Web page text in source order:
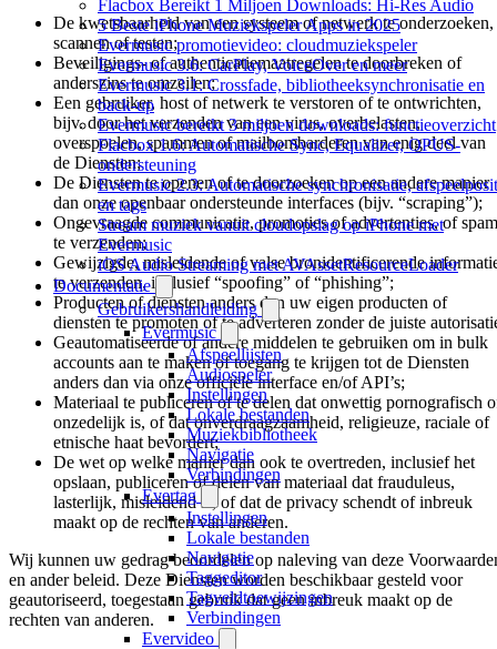
Flacbox Bereikt 1 Miljoen Downloads: Hi-Res Audio
5 Beste iPhone Muziekspeler Apps in 2025
Evermusic promotievideo: cloudmuziekspeler
Evermusic 3.6: CarPlay, VoiceOver en meer
Evermusic 3.1: Crossfade, bibliotheeksynchronisatie en
back-up
Evermusic bereikt 3 miljoen downloads: functieoverzicht
Flacbox 1.6: Automatische Sync, Equalizer, OPUS-
ondersteuning
Evermusic 2.3: Automatische synchronisatie,
en tags
Stream muziek vanuit cloudopslag op iPhone met
Evermusic
iOS Audio Streaming met AVAssetResourceLoader
Documentatie
Gebruikershandleiding
Evermusic
Afspeellijsten
Audiospeler
Instellingen
Lokale bestanden
Muziekbibliotheek
Navigatie
Verbindingen
Evertag
Instellingen
Lokale bestanden
Navigatie
Taggeditor
Tagveldtoewijzingen
Verbindingen
Evervideo
De kwetsbaarheid van een systeem of netwerk te onderzoeken,
scannen of testen;
Beveiligings- of authenticatiemaatregelen te doorbreken of
anderszins te omzeilen;
Een gebruiker, host of netwerk te verstoren of te ontwrichten,
bijv. door het verzenden van een virus, overbelasten,
overspoelen, spammen of mailbombarderen van enig deel van
de Diensten;
De Diensten te openen of te doorzoeken op een andere manier
dan onze openbaar ondersteunde interfaces (bijv. “scraping”);
Ongevraagde communicatie, promoties of advertenties, of spam
te verzenden;
Gewijzigde, misleidende of valse bronidentificerende
te verzenden, inclusief “spoofing” of “phishing”;
Producten of diensten anders dan uw eigen producten of
diensten te promoten of te adverteren zonder de juiste
Geautomatiseerde of andere middelen te gebruiken om in bulk
accounts aan te maken of toegang te krijgen tot de Diensten
anders dan via onze officiële interface en/of API’s;
Materiaal te publiceren of te delen dat onwettig pornografisch
onzedelijk is, of dat onverdraagzaamheid, religieuze, raciale of
etnische haat bevordert;
De wet op welke manier dan ook te overtreden, inclusief het
opslaan, publiceren of delen van materiaal dat frauduleus,
lasterlijk, misleidend is, of dat de privacy schendt of inbreuk
maakt op de rechten van anderen.
Wij kunnen uw gedrag beoordelen op naleving van deze
en ander beleid. Deze Diensten worden beschikbaar gesteld voor
geautoriseerd, toegestaan gebruik dat geen inbreuk maakt op de
rechten van anderen.